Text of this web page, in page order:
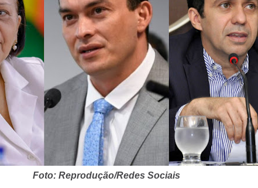
Foto: Reprodução/Redes Sociais